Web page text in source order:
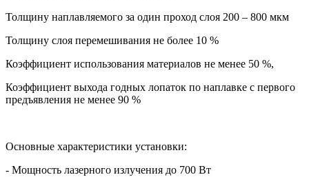
Толщину наплавляемого за один проход слоя 200 – 800 мкм
Толщину слоя перемешивания не более 10 %
Коэффициент использования материалов не менее 50 %,
Коэффициент выхода годных лопаток по наплавке с первого
предъявления не менее 90 %
Основные характеристики установки:
- Мощность лазерного излучения до 700 Вт